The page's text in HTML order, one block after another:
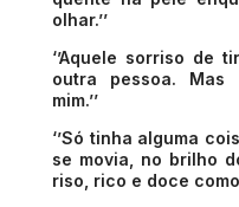
olhar.’’
‘’Aquele sorriso de
outra pessoa. Mas
mim.’’
‘’Só tinha alguma
se movia, no brilho
riso, rico e doce